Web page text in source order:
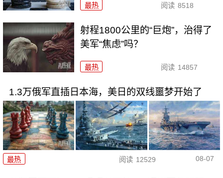
最热 阅读 8518
射程1800公里的“巨炮”，治得了
美军“焦虑”吗？
最热 阅读 14857
1.3万俄军直插日本海，美日的双线噩梦开始了
最热 阅读 12529 08-07